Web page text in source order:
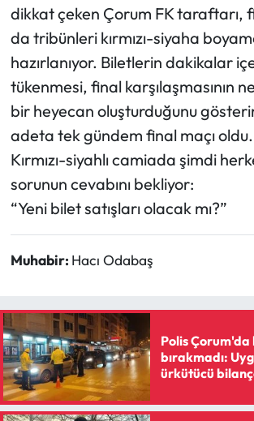
dikkat çeken Çorum FK taraftarı,
da tribünleri kırmızı-siyaha
hazırlanıyor. Biletlerin dakikalar
tükenmesi, final karşılaşmasının
bir heyecan oluşturduğunu
adeta tek gündem final maçı oldu.
Kırmızı-siyahlı camiada şimdi
sorunun cevabını bekliyor:
“Yeni bilet satışları olacak mı?”
Muhabir: Hacı Odabaş
Polis
bırakmadı:
ürkütücü